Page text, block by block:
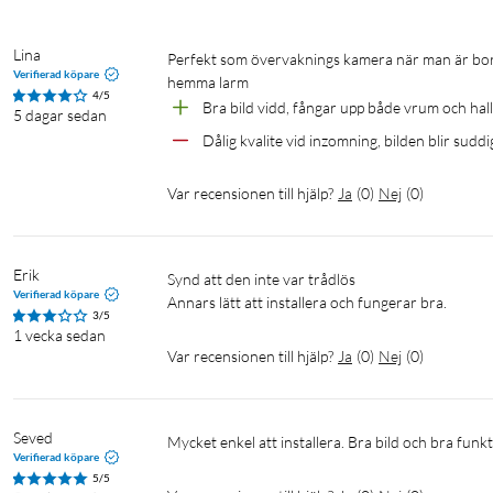
Med appen TP-Link Tapo (iOS/Android) får du en live-view
eller surfplatta. Här kan du även manuellt spara bilder och
molntjänst (extra kostnad tillkommer). I appen hanteras även
Användning: Inomhus
Strömförsörjning: AC 100–240 V, 50/60 Hz (adapter ingår)
Ström ut, adapter: DC 9 V/0,6 A
Kabellängd: 3 m
Driftstemperatur: 0 °C till 40 °C
Nätverk
TP-link Tapo-app: iOS, Android
Lina
Verifierad köpare
4/5
5 dagar sedan
Perfekt som övervaknings kamera när man är bortrest på semestern. Istället för att behöva betala dyra pengar för ett
hemma larm
Bra bild vidd, fångar upp både vrum och hall
Dålig kvalite vid inzomning, bilden blir
Var recensionen till hjälp? Ja (0) Nej (0)
Erik
Verifierad köpare
3/5
1 vecka sedan
Synd att den inte var trådlös
Annars lätt att installera och fungerar bra.
Var recensionen till hjälp? Ja (0) Nej (0)
Seved
Verifierad köpare
5/5
Mycket enkel att installera. Bra bild och bra